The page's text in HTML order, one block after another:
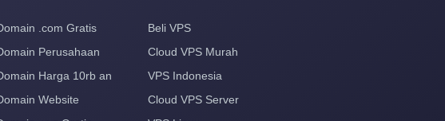
.com Gratis
Perusahaan
Harga 10rb an
Website
Beli VPS
Cloud VPS Murah
VPS Indonesia
Cloud VPS Server